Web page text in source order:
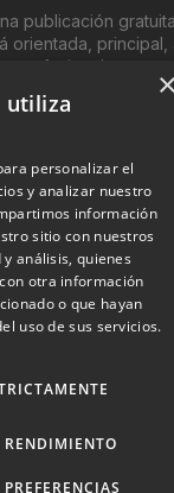
publicación
orientada, principal,
profesionales y
con el que se
profesionales a la
a través de
seguridad de la
×
utiliza
personalizar el
y analizar nuestro
información
sitio con nuestros
análisis, quienes
otra información
o que hayan
uso de sus servicios.
RENDIMIENTO